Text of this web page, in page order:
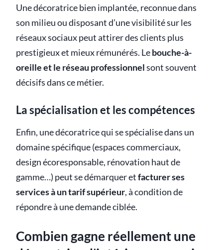
Une décoratrice bien implantée, reconnue dans
son milieu ou disposant d’une visibilité sur les
réseaux sociaux peut attirer des clients plus
prestigieux et mieux rémunérés. Lebouche-à-
oreille et le réseau professionnelsont souvent
décisifs dans ce métier.
La spécialisation et les compétences
Enfin, une décoratrice qui se spécialise dans un
domaine spécifique (espaces commerciaux,
design écoresponsable, rénovation haut de
gamme…) peut se démarquer etfacturer ses
services à un tarif supérieur, à condition de
répondre à une demande ciblée.
Combien gagne réellement une